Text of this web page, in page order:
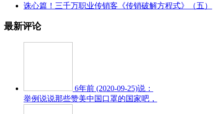
诛心篇！三千万职业传销客《传销破解方程式》（五）
最新评论
6年前 (2020-09-25)说：
举例说说那些赞美中国口罩的国家吧，